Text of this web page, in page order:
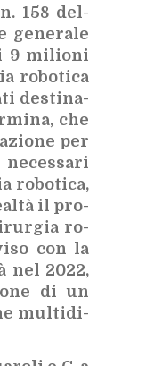
158 del­
ge­ne­ra­le
9 mi­lio­ni
ro­bo­ti­ca
de­sti­na­
che
per
ro­bo­ti­ca,
il pro­
ro­
con la
nel 2022,
di un
mul­ti­di­